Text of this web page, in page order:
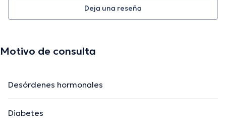
Deja una reseña
Motivo de consulta
Desórdenes hormonales
Diabetes